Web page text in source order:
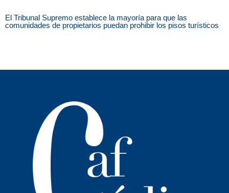
El Tribunal Supremo establece la mayoría para que las
comunidades de propietarios puedan prohibir los pisos turísticos